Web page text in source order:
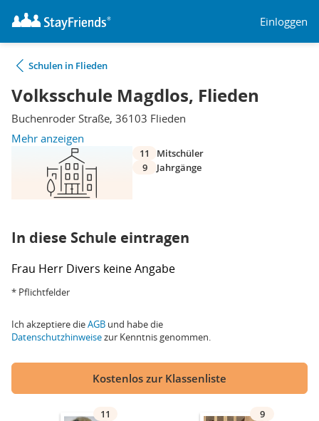
Einloggen
Schulen in Flieden
Volksschule Magdlos, Flieden
Buchenroder Straße, 36103 Flieden
Mehr anzeigen
11
Mitschüler
9
Jahrgänge
In diese Schule eintragen
Frau Herr Divers keine Angabe
* Pflichtfelder
Ich akzeptiere dieAGB und habe die
Datenschutzhinweisezur Kenntnis genommen.
Kostenlos zur Klassenliste
11 9